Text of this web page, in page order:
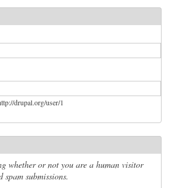
貼完整的網址，如： http://drupal.org/user/1
whether or not you are a human visitor
submissions.